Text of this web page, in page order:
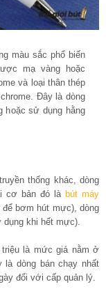
màu sắc phổ biến
mạ vàng hoặc
và loại thân thép
Đây là dòng
hoặc sử dụng hằng
thống khác, dòng
cơ bản đó là bút máy
để bơm hút mực), dòng
khi hết mực).
là mức giá nằm ở
là dòng bán chạy nhất
đối với cấp quản lý.